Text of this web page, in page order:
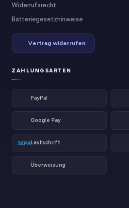
Widerrufsrecht
Batteriegesetzhinweise
Vertrag widerrufen
ZAHLUNGSARTEN
PayPal
Google Pay
SEPALastschrift
Überweisung